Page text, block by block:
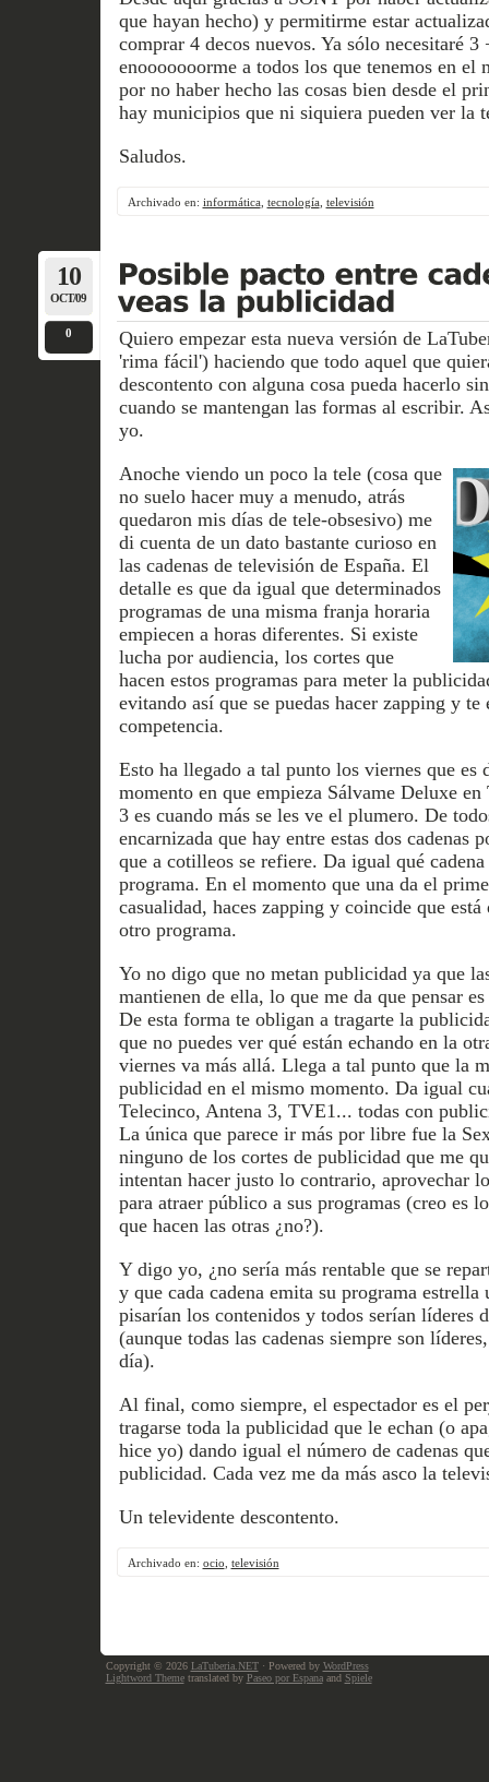
que hayan hecho) y permitirme estar
comprar 4 decos nuevos. Ya sólo necesitaré
enooooooorme a todos los que tenemos en el
por no haber hecho las cosas bien desde el
hay municipios que ni siquiera pueden ver la
Saludos.
Archivado en: informática, tecnología, televisión
10
OCT/09
0
Quiero empezar esta nueva versión de
'rima fácil') haciendo que todo aquel que
descontento con alguna cosa pueda hacerlo
cuando se mantengan las formas al escribir.
yo.
Anoche viendo un poco la tele (cosa que
no suelo hacer muy a menudo, atrás
quedaron mis días de tele-obsesivo) me
di cuenta de un dato bastante curioso en
las cadenas de televisión de España. El
detalle es que da igual que determinados
programas de una misma franja horaria
empiecen a horas diferentes. Si existe
lucha por audiencia, los cortes que
hacen estos programas para meter la
evitando así que se puedas hacer zapping y te
competencia.
Esto ha llegado a tal punto los viernes que es
momento en que empieza Sálvame Deluxe
3 es cuando más se les ve el plumero. De
encarnizada que hay entre estas dos cadenas
que a cotilleos se refiere. Da igual qué
programa. En el momento que una da el
casualidad, haces zapping y coincide que
otro programa.
Yo no digo que no metan publicidad ya que
mantienen de ella, lo que me da que pensar es
De esta forma te obligan a tragarte la
que no puedes ver qué están echando en la
viernes va más allá. Llega a tal punto que la
publicidad en el mismo momento. Da igual
Telecinco, Antena 3, TVE1... todas con
La única que parece ir más por libre fue la
ninguno de los cortes de publicidad que me
intentan hacer justo lo contrario, aprovechar
para atraer público a sus programas (creo es
que hacen las otras ¿no?).
Y digo yo, ¿no sería más rentable que se
y que cada cadena emita su programa
pisarían los contenidos y todos serían líderes
(aunque todas las cadenas siempre son
día).
Al final, como siempre, el espectador es el
tragarse toda la publicidad que le echan (o
hice yo) dando igual el número de cadenas
publicidad. Cada vez me da más asco la
Un televidente descontento.
Archivado en: ocio televisión
Copyright © 2026 LaTuberia.NET· Powered by WordPress
Lightword Themetranslated by Paseo por Espanaand Spiele